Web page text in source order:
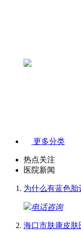
更多分类
热点关注
医院新闻
为什么有蓝色胎
电话咨询
海口市肤康皮肤